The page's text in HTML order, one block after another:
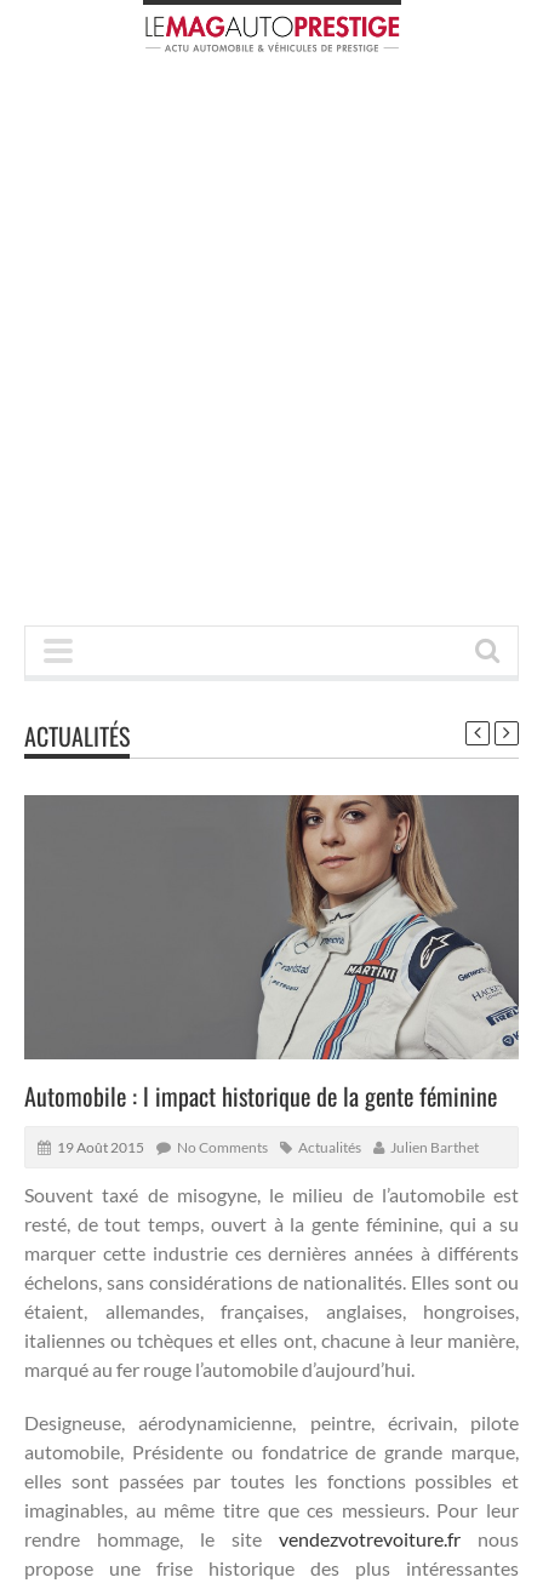
ACTUALITÉS
Automobile : l impact historique de la gente féminine
19 Août 2015 No Comments Actualités Julien Barthet
Souvent taxé de misogyne, le milieu de l’automobile est
resté, de tout temps, ouvert à la gente féminine, qui a su
marquer cette industrie ces dernières années à différents
échelons, sans considérations de nationalités. Elles sont ou
étaient, allemandes, françaises, anglaises, hongroises,
italiennes ou tchèques et elles ont, chacune à leur manière,
marqué au fer rouge l’automobile d’aujourd’hui.
Designeuse, aérodynamicienne, peintre, écrivain, pilote
automobile, Présidente ou fondatrice de grande marque,
elles sont passées par toutes les fonctions possibles et
imaginables, au même titre que ces messieurs. Pour leur
rendre hommage, le site vendezvotrevoiture.fr nous
propose une frise historique des plus intéressantes